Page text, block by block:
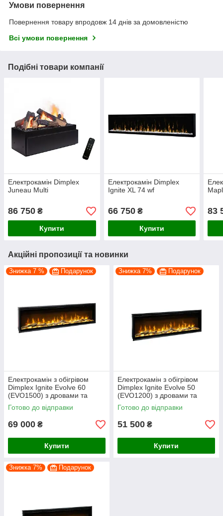
Умови повернення
Повернення товару впродовж 14 днів за домовленістю
Всі умови повернення
Подібні товари компанії
Електрокамін Dimplex
Juneau Multi
86 750 ₴
Купити
Електрокамін Dimplex
Ignite XL 74 wf
66 750₴
Купити
83
Акційні пропозиції та новинки
Знижка 7 % Подарунок
Електрокамін з обігрівом
Dimplex Ignite Evolve 60
(EVO1500) з дровами та
кристалами скла
Готово до відправки
69 000 ₴
Купити
Знижка 7% Подарунок
Електрокамін з обігрівом
Dimplex Ignite Evolve 50
(EVO1200) з дровами та
кристалами скла
Готово до відправки
51 500 ₴
Купити
Знижка 7% Подарунок